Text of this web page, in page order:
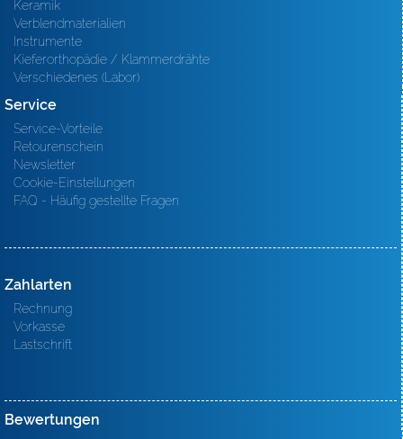
Keramik
Verblendmaterialien
Instrumente
Kieferorthopädie / Klammerdrähte
Verschiedenes (Labor)
Service
Service-Vorteile
Retourenschein
Newsletter
Cookie-Einstellungen
FAQ - Häufig gestellte Fragen
Zahlarten
Rechnung
Vorkasse
Lastschrift
Bewertungen